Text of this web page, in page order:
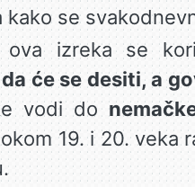
kako se
ova izreka se
će se desiti, a
vodi do
19. i 20. veka